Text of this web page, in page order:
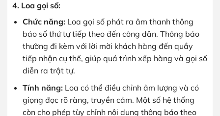
4. Loa gọi số:
Chức năng:Loa gọi số phát ra âm thanh thông
báo số thứ tự tiếp theo đến công dân. Thông báo
thường đi kèm với lời mời khách hàng đến quầy
tiếp nhận cụ thể, giúp quá trình xếp hàng và gọi số
diễn ra trật tự.
Tính năng:Loa có thể điều chỉnh âm lượng và có
giọng đọc rõ ràng, truyền cảm. Một số hệ thống
còn cho phép tùy chỉnh nội dung thông báo theo